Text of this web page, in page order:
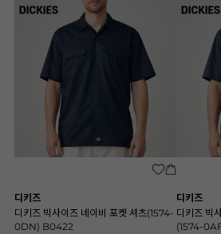
디키즈
디키즈 빅사이즈 네이비 포켓 셔츠(1574-
0DN) B0422
디키즈
디키즈 빅
(1574-